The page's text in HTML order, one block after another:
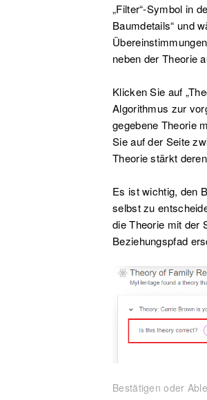
„Filter“-Symbol in
Baumdetails“ und
neben der Theorie
Klicken Sie auf
Algorithmus zur
gegebene Theorie
Sie auf der Seite
Theorie stärkt
Es ist wichtig, den
selbst zu
die Theorie mit der
Beziehungspfad
Bestätigen oder